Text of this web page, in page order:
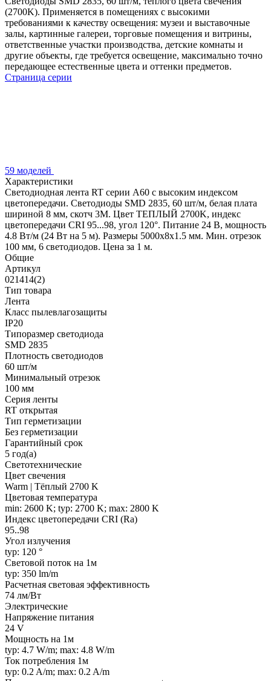
(2700K). Применяется в помещениях с высокими
требованиями к качеству освещения: музеи и выставочные
залы, картинные галереи, торговые помещения и витрины,
ответственные участки производства, детские комнаты и
другие объекты, где требуется освещение, максимально точно
передающее естественные цвета и оттенки предметов.
Страница серии
59 моделей
Характеристики
Светодиодная лента RT серии A60 с высоким индексом
цветопередачи. Светодиоды SMD 2835, 60 шт/м, белая плата
шириной 8 мм, скотч 3М. Цвет ТЕПЛЫЙ 2700K, индекс
цветопередачи CRI 95...98, угол 120°. Питание 24 В, мощность
4.8 Вт/м (24 Вт на 5 м). Размеры 5000х8х1.5 мм. Мин. отрезок
100 мм, 6 светодиодов. Цена за 1 м.
Общие
Артикул
021414(2)
Тип товара
Лента
Класс пылевлагозащиты
IP20
Типоразмер светодиода
SMD 2835
Плотность светодиодов
60 шт/м
Минимальный отрезок
100 мм
Серия ленты
RT открытая
Тип герметизации
Без герметизации
Гарантийный срок
5 год(а)
Светотехнические
Цвет свечения
Warm | Тёплый 2700 K
Цветовая температура
min: 2600 K; typ: 2700 K; max: 2800 K
Индекс цветопередачи CRI (Ra)
95..98
Угол излучения
typ: 120 °
Световой поток на 1м
typ: 350 lm/m
Расчетная световая эффективность
74 лм/Вт
Электрические
Напряжение питания
24 V
Мощность на 1м
typ: 4.7 W/m; max: 4.8 W/m
Ток потребления 1м
typ: 0.2 A/m; max: 0.2 A/m